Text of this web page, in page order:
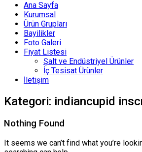
Ana Sayfa
Kurumsal
Ürün Grupları
Bayilikler
Foto Galeri
Fiyat Listesi
Şalt ve Endüstriyel Ürünler
İç Tesisat Ürünler
İletişim
Kategori: indiancupid
Nothing Found
It seems we can’t find what you’re